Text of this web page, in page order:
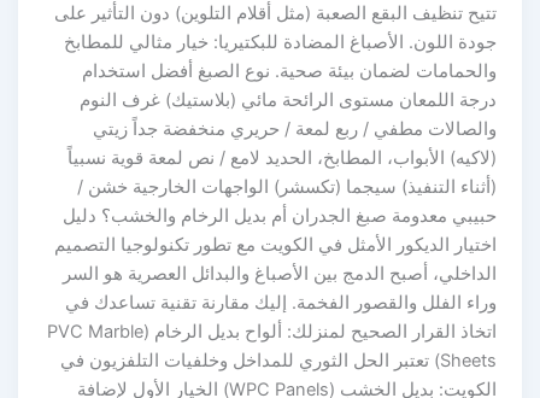
تتيح تنظيف البقع الصعبة (مثل أقلام التلوين) دون التأثير على
جودة اللون. الأصباغ المضادة للبكتيريا: خيار مثالي للمطابخ
والحمامات لضمان بيئة صحية. نوع الصبغ أفضل استخدام
درجة اللمعان مستوى الرائحة مائي (بلاستيك) غرف النوم
والصالات مطفي / ربع لمعة / حريري منخفضة جداً زيتي
(لاكيه) الأبواب، المطابخ، الحديد لامع / نص لمعة قوية نسبياً
(أثناء التنفيذ) سيجما (تكسشر) الواجهات الخارجية خشن /
حبيبي معدومة صبغ الجدران أم بديل الرخام والخشب؟ دليل
اختيار الديكور الأمثل في الكويت مع تطور تكنولوجيا التصميم
الداخلي، أصبح الدمج بين الأصباغ والبدائل العصرية هو السر
وراء الفلل والقصور الفخمة. إليك مقارنة تقنية تساعدك في
اتخاذ القرار الصحيح لمنزلك: ألواح بديل الرخام (PVC Marble
Sheets) تعتبر الحل الثوري للمداخل وخلفيات التلفزيون في
الكويت: بديل الخشب (WPC Panels) الخيار الأول لإضافة